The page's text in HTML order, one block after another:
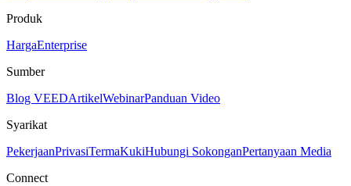
Produk
HargaEnterprise
Sumber
Blog VEEDArtikelWebinarPanduan Video
Syarikat
PekerjaanPrivasiTermaKukiHubungi SokonganPertanyaan Media
Connect